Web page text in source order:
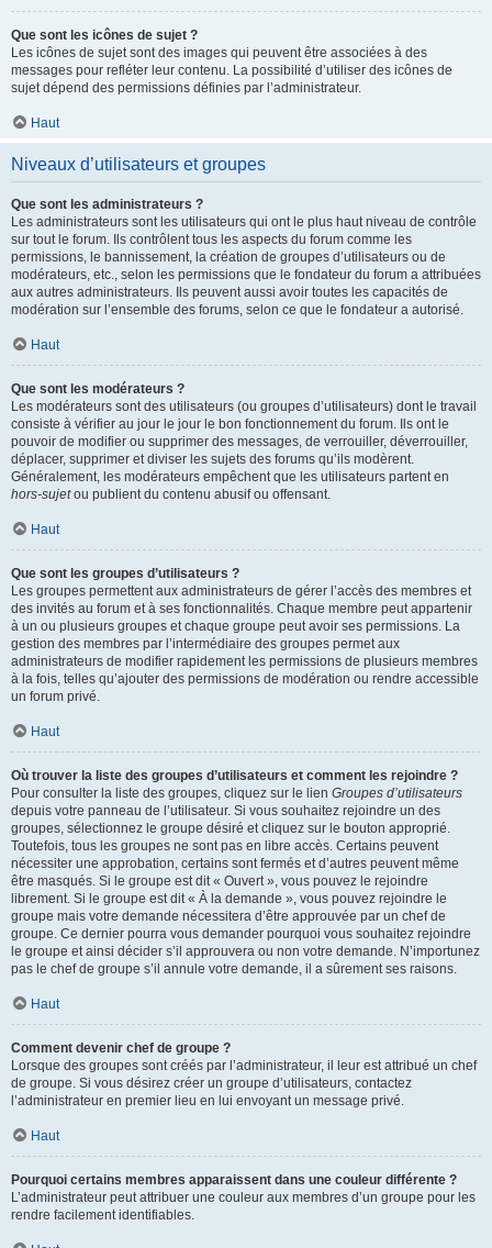
Que sont les icônes de sujet ?
Les icônes de sujet sont des images qui peuvent être associées à des
messages pour refléter leur contenu. La possibilité d’utiliser des icônes de
sujet dépend des permissions définies par l’administrateur.
Haut
Niveaux d’utilisateurs et groupes
Que sont les administrateurs ?
Les administrateurs sont les utilisateurs qui ont le plus haut niveau de contrôle
sur tout le forum. Ils contrôlent tous les aspects du forum comme les
permissions, le bannissement, la création de groupes d’utilisateurs ou de
modérateurs, etc., selon les permissions que le fondateur du forum a attribuées
aux autres administrateurs. Ils peuvent aussi avoir toutes les capacités de
modération sur l’ensemble des forums, selon ce que le fondateur a autorisé.
Haut
Que sont les modérateurs ?
Les modérateurs sont des utilisateurs (ou groupes d’utilisateurs) dont le travail
consiste à vérifier au jour le jour le bon fonctionnement du forum. Ils ont le
pouvoir de modifier ou supprimer des messages, de verrouiller, déverrouiller,
déplacer, supprimer et diviser les sujets des forums qu’ils modèrent.
Généralement, les modérateurs empêchent que les utilisateurs partent en
hors-sujetou publient du contenu abusif ou offensant.
Haut
Que sont les groupes d’utilisateurs ?
Les groupes permettent aux administrateurs de gérer l’accès des membres et
des invités au forum et à ses fonctionnalités. Chaque membre peut appartenir
à un ou plusieurs groupes et chaque groupe peut avoir ses permissions. La
gestion des membres par l’intermédiaire des groupes permet aux
administrateurs de modifier rapidement les permissions de plusieurs membres
à la fois, telles qu’ajouter des permissions de modération ou rendre accessible
un forum privé.
Haut
Où trouver la liste des groupes d’utilisateurs et comment les rejoindre ?
Pour consulter la liste des groupes, cliquez sur le lien Groupes d’utilisateurs
depuis votre panneau de l’utilisateur. Si vous souhaitez rejoindre un des
groupes, sélectionnez le groupe désiré et cliquez sur le bouton approprié.
Toutefois, tous les groupes ne sont pas en libre accès. Certains peuvent
nécessiter une approbation, certains sont fermés et d’autres peuvent même
être masqués. Si le groupe est dit « Ouvert », vous pouvez le rejoindre
librement. Si le groupe est dit « À la demande », vous pouvez rejoindre le
groupe mais votre demande nécessitera d’être approuvée par un chef de
groupe. Ce dernier pourra vous demander pourquoi vous souhaitez rejoindre
le groupe et ainsi décider s’il approuvera ou non votre demande. N’importunez
pas le chef de groupe s’il annule votre demande, il a sûrement ses raisons.
Haut
Comment devenir chef de groupe ?
Lorsque des groupes sont créés par l’administrateur, il leur est attribué un chef
de groupe. Si vous désirez créer un groupe d’utilisateurs, contactez
l’administrateur en premier lieu en lui envoyant un message privé.
Haut
Pourquoi certains membres apparaissent dans une couleur différente ?
L’administrateur peut attribuer une couleur aux membres d’un groupe pour les
rendre facilement identifiables.